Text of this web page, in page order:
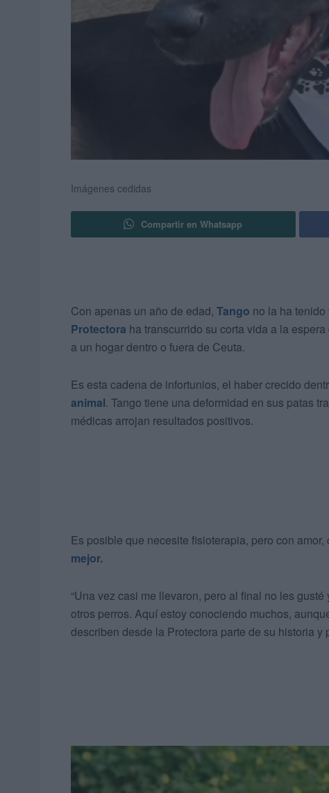
Imágenes cedidas
Compartir en Whatsapp
Con apenas un año de edad, Tango no la ha
Protectora ha transcurrido su corta vida a la
a un hogar dentro o fuera de Ceuta.
Es esta cadena de infortunios, el haber crecido
animal. Tango tiene una deformidad en sus patas
médicas arrojan resultados positivos.
Es posible que necesite fisioterapia, pero con
mejor.
“Una vez casi me llevaron, pero al final no les
otros perros. Aquí estoy conociendo muchos,
describen desde la Protectora parte de su historia y